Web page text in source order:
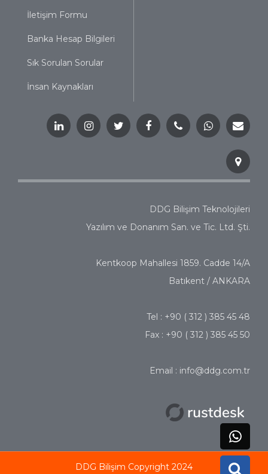
İletişim Formu
Banka Hesap Bilgileri
Sık Sorulan Sorular
İnsan Kaynakları
DDG Bilişim Teknolojileri
Yazılım ve Donanım San. ve Tic. Ltd. Şti.
Kentkoop Mahallesi 1859. Cadde 14/A
Batıkent / ANKARA
Tel : +90 ( 312 ) 385 45 48
Fax : +90 ( 312 ) 385 45 50
Email : info@ddg.com.tr
DDG Bilişim Copyright 2024